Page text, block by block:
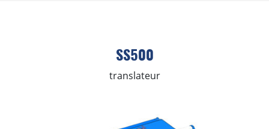
SS500
translateur